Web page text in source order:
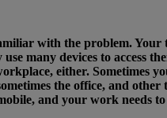
with the problem. Your
many devices to access
either. Sometimes
the office, and other
and your work needs to